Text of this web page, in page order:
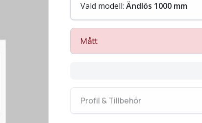
Vald modell: Ändlös 1000 mm
Mått
Profil & Tillbehör